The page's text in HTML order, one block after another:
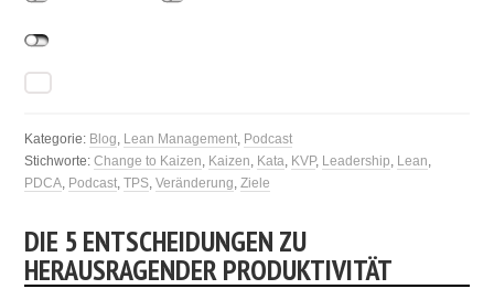
Kategorie: Blog, Lean Management, Podcast
Stichworte:Change to Kaizen, Kaizen, Kata, KVP, Leadership, Lean,
PDCA, Podcast,TPS,Veränderung,Ziele
DIE 5 ENTSCHEIDUNGEN ZU
HERAUSRAGENDER PRODUKTIVITÄT